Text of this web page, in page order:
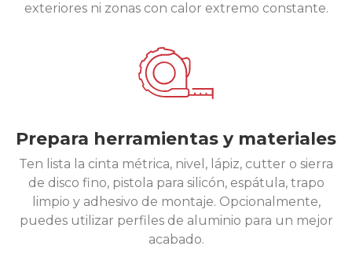
exteriores ni zonas con calor extremo constante.
Prepara herramientas y materiales
Ten lista la cinta métrica, nivel, lápiz, cutter o sierra
de disco fino, pistola para silicón, espátula, trapo
limpio y adhesivo de montaje. Opcionalmente,
puedes utilizar perfiles de aluminio para un mejor
acabado.